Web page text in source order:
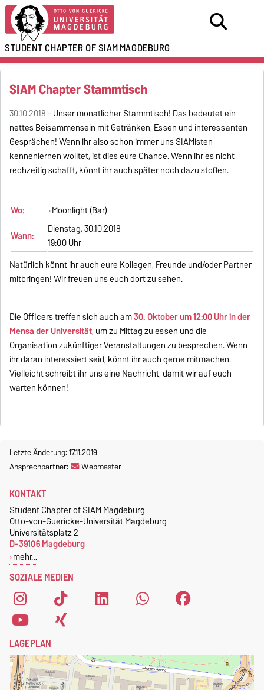
STUDENT CHAPTER OF SIAMMAGDEBURG
SIAM Chapter Stammtisch
30.10.2018 -Unser monatlicher Stammtisch! Das bedeutet ein
nettes Beisammensein mit Getränken, Essen und interessanten
Gesprächen! Wenn ihr also schon immer uns SIAMisten
kennenlernen wolltet, ist dies eure Chance. Wenn ihr es nicht
rechzeitig schafft, könnt ihr auch später noch dazu stoßen.
Wo:
Moonlight (Bar)
Wann:
Dienstag, 30.10.2018
19:00 Uhr
Natürlich könnt ihr auch eure Kollegen, Freunde und/oder Partner
mitbringen! Wir freuen uns euch dort zu sehen.
Die Officers treffen sich auch am30. Oktober um 12:00 Uhr in der
Mensa der Universität, um zu Mittag zu essen und die
Organisation zukünftiger Veranstaltungen zu besprechen. Wenn
ihr daran interessiert seid, könnt ihr auch gerne mitmachen.
Vielleicht schreibt ihr uns eine Nachricht, damit wir auf euch
warten können!
Letzte Änderung: 17.11.2019
Ansprechpartner:
Webmaster
SOZIALE MEDIEN
KONTAKT
Student Chapter of SIAM Magdeburg
Otto-von-Guericke-Universität Magdeburg
Universitätsplatz 2
D-39106 Magdeburg
mehr…
LAGEPLAN